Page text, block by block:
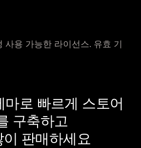
사용 가능한 라이선스. 유효 기
로 빠르게 스토어
구축하고
이 판매하세요